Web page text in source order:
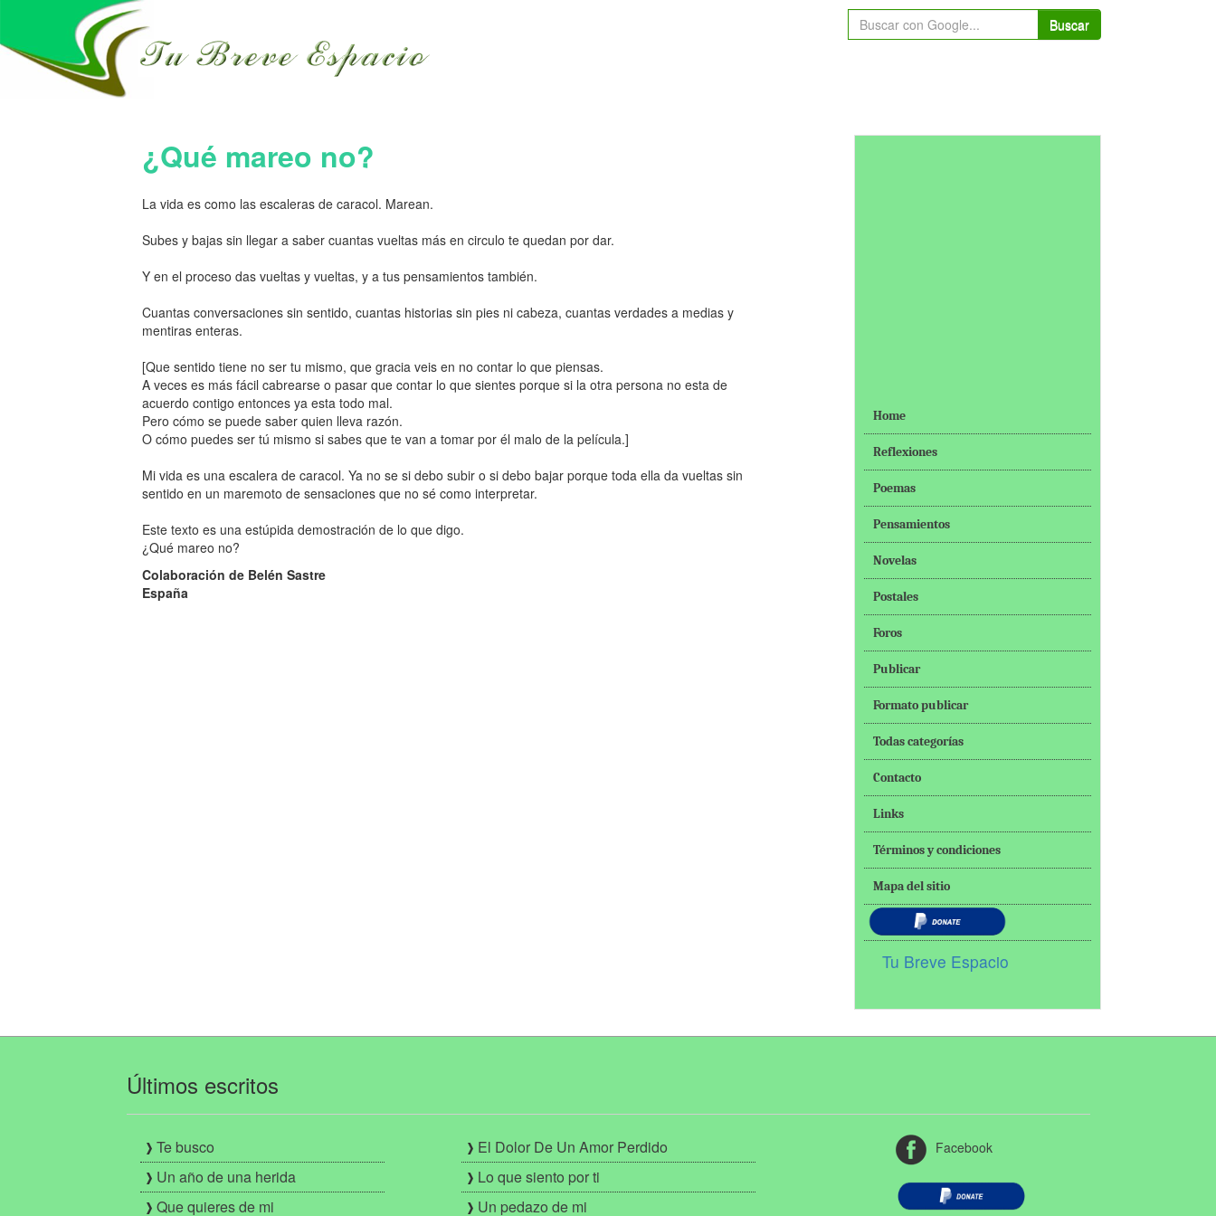
Buscar
¿Qué mareo no?
La vida es como las escaleras de caracol. Marean.
Subes y bajas sin llegar a saber cuantas vueltas más en circulo te quedan por dar.
Y en el proceso das vueltas y vueltas, y a tus pensamientos también.
Cuantas conversaciones sin sentido, cuantas historias sin pies ni cabeza, cuantas verdades a medias y
mentiras enteras.
[Que sentido tiene no ser tu mismo, que gracia veis en no contar lo que piensas.
A veces es más fácil cabrearse o pasar que contar lo que sientes porque si la otra persona no esta de
acuerdo contigo entonces ya esta todo mal.
Pero cómo se puede saber quien lleva razón.
O cómo puedes ser tú mismo si sabes que te van a tomar por él malo de la película.]
Mi vida es una escalera de caracol. Ya no se si debo subir o si debo bajar porque toda ella da vueltas sin
sentido en un maremoto de sensaciones que no sé como interpretar.
Este texto es una estúpida demostración de lo que digo.
¿Qué mareo no?
Colaboración de Belén Sastre
España
Home
Reflexiones
Poemas
Pensamientos
Novelas
Postales
Foros
Publicar
Formato publicar
Todas categorías
Contacto
Links
Términos y condiciones
Mapa del sitio
Tu Breve Espacio
Últimos escritos
Te busco
Un año de una herida
Que quieres de mi
El Dolor De Un Amor Perdido
Lo que siento por ti
Un pedazo de mi
Facebook